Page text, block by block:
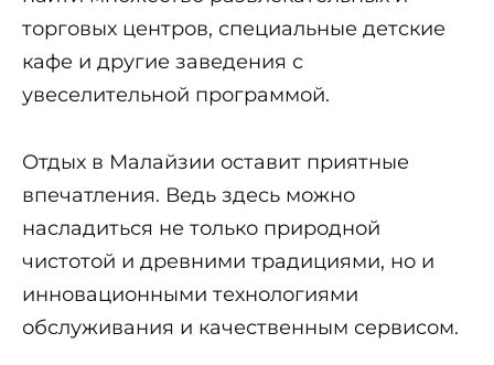
торговых центров, специальные детские
кафе и другие заведения с
увеселительной программой.
Отдых в Малайзии оставит приятные
впечатления. Ведь здесь можно
насладиться не только природной
чистотой и древними традициями, но и
инновационными технологиями
обслуживания и качественным сервисом.